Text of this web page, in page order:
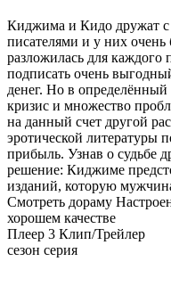
Киджима и Кидо дружат с
писателями и у них
разложилась для
подписать очень
денег. Но в определённый
кризис и множество
на данный счет другой
эротической литературы
прибыль. Узнав о судьбе
решение: Киджиме
изданий, которую
Смотреть дораму
хорошем качестве
Плеер 3 Клип/Трейлер
сезон серия